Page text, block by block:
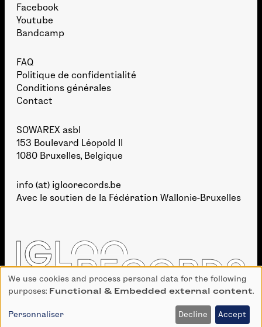
Facebook
Youtube
Bandcamp
FAQ
Politique de confidentialité
Conditions générales
Contact
SOWAREX asbl
153 Boulevard Léopold II
1080 Bruxelles, Belgique
info (at) igloorecords.be
Avec le soutien de la Fédération Wallonie-Bruxelles
DÉVELOPPEMENT : TAKE SHAPE STUDIO
Use
of
We use cookies and process personal data for the following
purposes: Functional & Embedded external content.
Personnaliser Decline Accept